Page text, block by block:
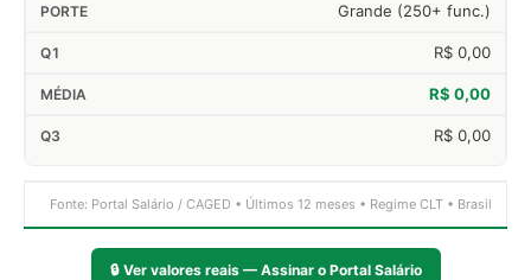
Grande (250+ func.)
R$ 0,00
R$ 0,00
R$ 0,00
Fonte: Portal Salário / CAGED • Últimos 12 meses • Regime CLT • Brasil
🔒 Ver valores reais — Assinar o Portal Salário